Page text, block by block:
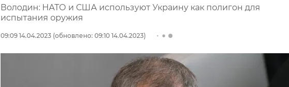
Володин: НАТО и США используют Украину как полигон для
испытания оружия
09:09 14.04.2023 (обновлено: 09:10 14.04.2023)